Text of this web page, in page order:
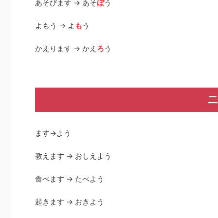
あそびます → あそぼう
よもう → よ もう
かえります → かえ ろう
ます→よう
教えます → おしえよう
食べます → たべよう
起きます → おきよう